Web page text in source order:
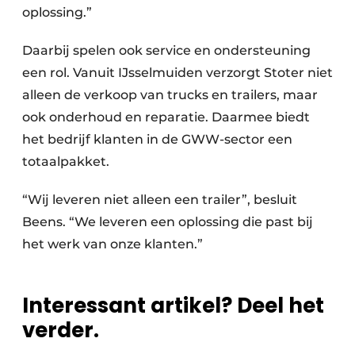
oplossing.”
Daarbij spelen ook service en ondersteuning
een rol. Vanuit IJsselmuiden verzorgt Stoter niet
alleen de verkoop van trucks en trailers, maar
ook onderhoud en reparatie. Daarmee biedt
het bedrijf klanten in de GWW-sector een
totaalpakket.
“Wij leveren niet alleen een trailer”, besluit
Beens. “We leveren een oplossing die past bij
het werk van onze klanten.”
Interessant artikel? Deel het
verder.